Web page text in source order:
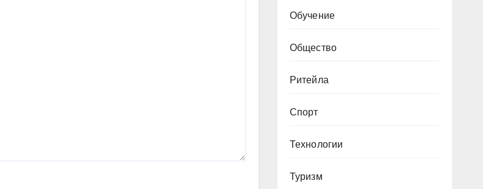
Обучение
Общество
Ритейла
Спорт
Технологии
Туризм